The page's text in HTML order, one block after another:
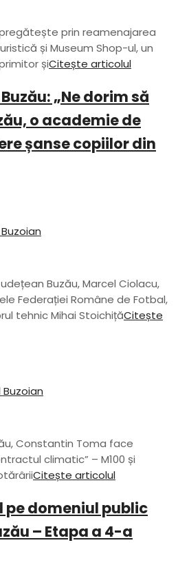
prin reamenajarea
și Museum Shop-ul, un
șiCitește articolul
„Ne dorim să
o academie de
șanse copiilor din
Buzău, Marcel Ciolacu,
Federației Române de Fotbal,
tehnic Mihai StoichițăCitește
Buzoian
Constantin Toma face
climatic” – M100 și
Citește articolul
pe domeniul public
– Etapa a 4-a